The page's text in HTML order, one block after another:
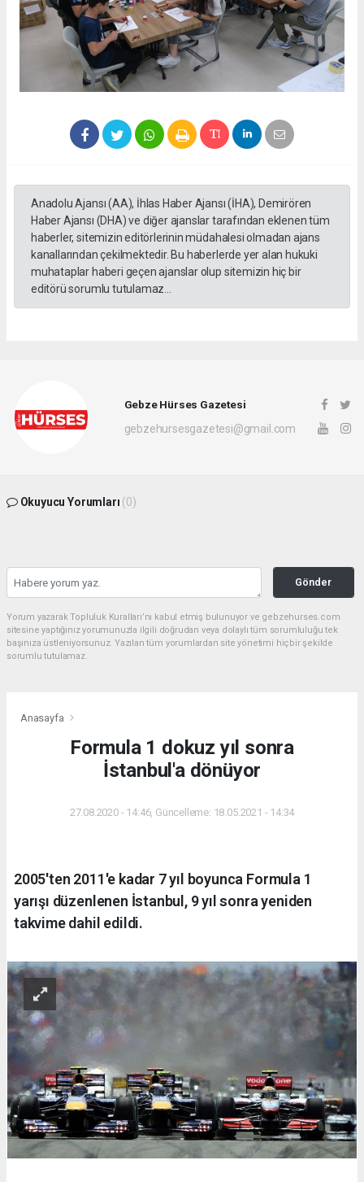
Anadolu Ajansı (AA), İhlas Haber Ajansı (İHA), Demirören
Haber Ajansı (DHA) ve diğer ajanslar tarafından eklenen tüm
haberler, sitemizin editörlerinin müdahalesi olmadan ajans
kanallarından çekilmektedir. Bu haberlerde yer alan hukuki
muhataplar haberi geçen ajanslar olup sitemizin hiç bir
editörü sorumlu tutulamaz...
Gebze Hürses Gazetesi
gebzehursesgazetesi@gmail.com
Okuyucu Yorumları (0)
Gönder
Yorum yazarak Topluluk Kuralları’nı kabul etmiş bulunuyor ve gebzehurses.com
sitesine yaptığınız yorumunuzla ilgili doğrudan veya dolaylı tüm sorumluluğu tek
başınıza üstleniyorsunuz. Yazılan tüm yorumlardan site yönetimi hiçbir şekilde
sorumlu tutulamaz.
Anasayfa
Formula 1 dokuz yıl sonra
İstanbul'a dönüyor
27.08.2020 - 14:46, Güncelleme: 18.05.2021 - 14:34
2005'ten 2011'e kadar 7 yıl boyunca Formula 1
yarışı düzenlenen İstanbul, 9 yıl sonra yeniden
takvime dahil edildi.